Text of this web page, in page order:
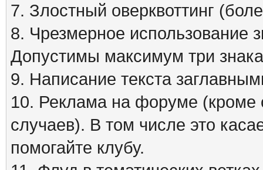
7. Злостный оверквоттинг
8. Чрезмерное использование
Допустимы максимум три
9. Написание текста
10. Реклама на форуме (кроме
случаев). В том числе это
помогайте клубу.